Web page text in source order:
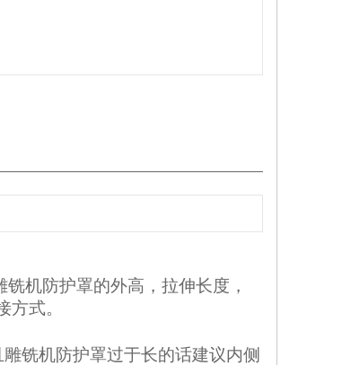
机防护罩的外高，拉伸长度，
式。
铣机防护罩过于长的话建议内侧